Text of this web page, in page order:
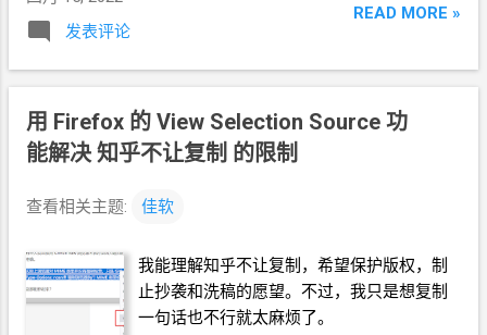
发表评论
READ MORE »
用 Firefox 的 View Selection Source 功
能解决 知乎不让复制 的限制
查看相关主题: 佳软
我能理解知乎不让复制，希望保护版权，制
止抄袭和洗稿的愿望。不过，我只是想复制
一句话也不行就太麻烦了。